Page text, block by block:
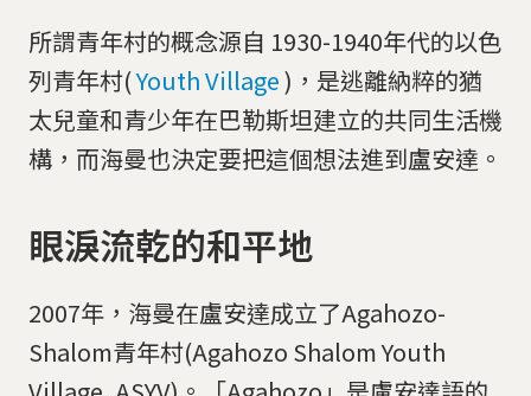
所謂青年村的概念源自 1930-1940年代的以色
列青年村(Youth Village)，是逃離納粹的猶
太兒童和青少年在巴勒斯坦建立的共同生活機
構，而海曼也決定要把這個想法進到盧安達。
眼淚流乾的和平地
2007年，海曼在盧安達成立了Agahozo-
Shalom青年村(Agahozo Shalom Youth